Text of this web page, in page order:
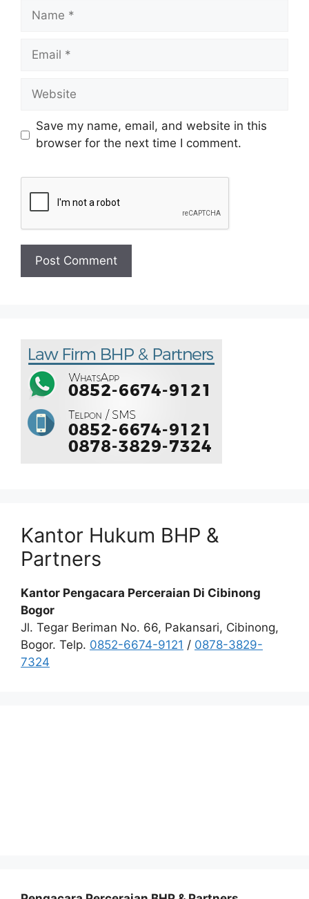
Save my name, email, and website in this
browser for the next time I comment.
Kantor Hukum BHP &
Partners
Kantor Pengacara Perceraian Di Cibinong
Bogor
Jl. Tegar Beriman No. 66, Pakansari, Cibinong,
Bogor. Telp. 0852-6674-9121 / 0878-3829-
7324